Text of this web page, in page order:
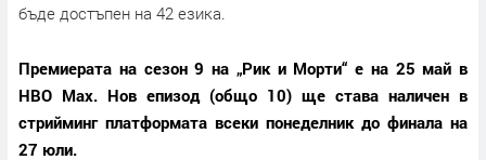
бъде достъпен на 42 езика.
Премиерата на сезон 9 на „Рик и Морти“ е на 25 май в
HBO Max. Нов епизод (общо 10) ще става наличен в
стрийминг платформата всеки понеделник до финала на
27 юли.